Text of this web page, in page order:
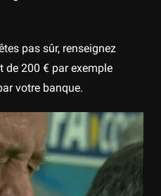
pas sûr, renseignez
de 200 € par exemple
votre banque.